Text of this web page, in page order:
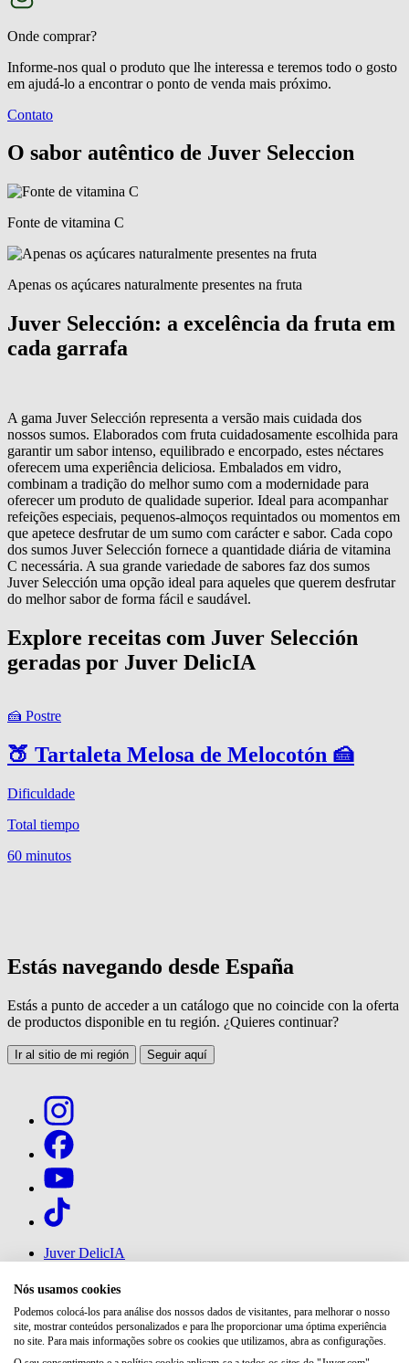
Onde comprar?
Informe-nos qual o produto que lhe interessa e teremos todo o gosto
em ajudá-lo a encontrar o ponto de venda mais próximo.
Contato
O sabor autêntico de Juver Seleccion
Fonte de vitamina C
Apenas os açúcares naturalmente presentes na fruta
Juver Selección: a excelência da fruta em
cada garrafa
A gama Juver Selección representa a versão mais cuidada dos
nossos sumos. Elaborados com fruta cuidadosamente escolhida para
garantir um sabor intenso, equilibrado e encorpado, estes néctares
oferecem uma experiência deliciosa. Embalados em vidro,
combinam a tradição do melhor sumo com a modernidade para
oferecer um produto de qualidade superior. Ideal para acompanhar
refeições especiais, pequenos-almoços requintados ou momentos em
que apetece desfrutar de um sumo com carácter e sabor. Cada copo
dos sumos Juver Selección fornece a quantidade diária de vitamina
C necessária. A sua grande variedade de sabores faz dos sumos
Juver Selección uma opção ideal para aqueles que querem desfrutar
do melhor sabor de forma fácil e saudável.
Explore receitas com Juver Selección
geradas por Juver DelicIA
🍰 Postre
🍑 Tartaleta Melosa de Melocotón 🍰
Dificuldade
Total tiempo
60 minutos
Estás navegando desde España
Estás a punto de acceder a un catálogo que no coincide con la oferta
de productos disponible en tu región. ¿Quieres continuar?
Ir al sitio de mi región Seguir aquí
Juver DelicIA
Trabalhe connosco
Contacto
Sistema de informação interno
Nós usamos cookies
Podemos colocá-los para análise dos nossos dados de visitantes, para melhorar o nosso
site, mostrar conteúdos personalizados e para lhe proporcionar uma óptima experiência
no site. Para mais informações sobre os cookies que utilizamos, abra as configurações.